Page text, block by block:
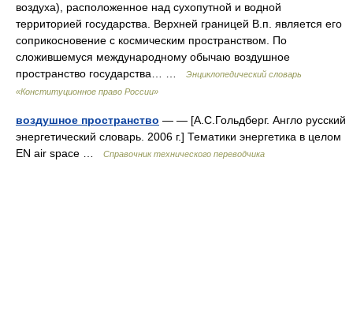
воздуха), расположенное над сухопутной и водной
территорией государства. Верхней границей В.п. является его
соприкосновение с космическим пространством. По
сложившемуся международному обычаю воздушное
пространство государства… …
Энциклопедический словарь
«Конституционное право России»
воздушное пространство — — [А.С.Гольдберг. Англо русский
энергетический словарь. 2006 г.] Тематики энергетика в целом
EN air space …
Справочник технического переводчика